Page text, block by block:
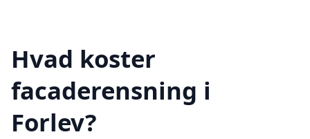
Hvad koster
facaderensning i
Forlev?